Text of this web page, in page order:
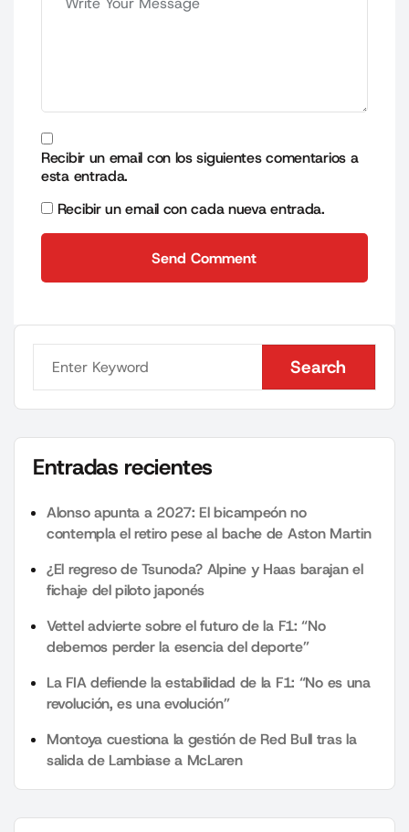
Recibir un email con los siguientes comentarios a
esta entrada.
Recibir un email con cada nueva entrada.
Send Comment
Search
Search
Entradas recientes
Alonso apunta a 2027: El bicampeón no
contempla el retiro pese al bache de Aston Martin
¿El regreso de Tsunoda? Alpine y Haas barajan el
fichaje del piloto japonés
Vettel advierte sobre el futuro de la F1: “No
debemos perder la esencia del deporte”
La FIA defiende la estabilidad de la F1: “No es una
revolución, es una evolución”
Montoya cuestiona la gestión de Red Bull tras la
salida de Lambiase a McLaren